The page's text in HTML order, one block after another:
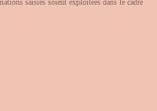
saisies soient exploitées dans le cadre